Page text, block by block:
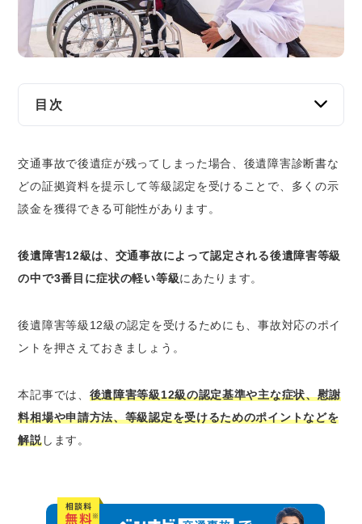
労働問題
債権回収
IT・ネット
資金調達
企業法務
目次
後遺障害等級認定を受けるメリット
後遺障害等級12級の認定件数
入通院慰謝料・後遺障害慰謝料
後遺障害逸失利益
目の障害｜12級1号・2号
歯の障害｜12級3号
体幹骨の障害｜12級5号
上肢の障害｜12級6号・8号・9号・10号
下肢の障害｜12級7号・11号・12号
顔面や頭部の障害（醜状障害）｜12級14号
交通事故で後遺症が残ってしまった場合、後遺障害診断書な
どの証拠資料を提示して等級認定を受けることで、多くの示
談金を獲得できる可能性があります。
後遺障害12級は、交通事故によって認定される後遺障害等級
の中で3番目に症状の軽い等級にあたります。
後遺障害等級12級の認定を受けるためにも、事故対応のポイ
ントを押さえておきましょう。
本記事では、 後遺障害等級12級の認定基準や主な症状、慰謝
料相場や申請方法、等級認定を受けるためのポイントなどを
解説します。